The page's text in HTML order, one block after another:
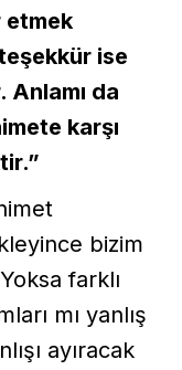
etmek
ise
da
karşı
bizim
farklı
mı yanlış
ayıracak